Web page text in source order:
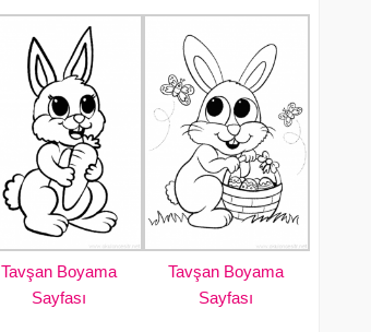
Tavşan Boyama
Sayfası
Tavşan Boyama
Sayfası